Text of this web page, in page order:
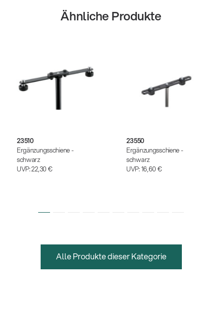
Ähnliche Produkte
23510
Ergänzungsschiene -
schwarz
UVP:22,30 €
23550
Ergänzungsschiene -
schwarz
UVP:16,60 €
Alle Produkte dieser Kategorie